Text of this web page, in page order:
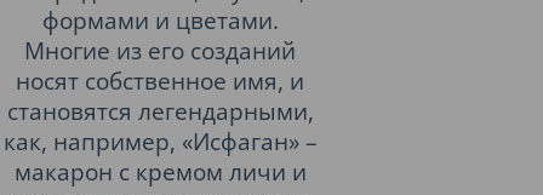
формами и цветами.
Многие из его созданий
носят собственное имя, и
становятся легендарными,
как, например, «Исфаган» –
макарон с кремом личи и